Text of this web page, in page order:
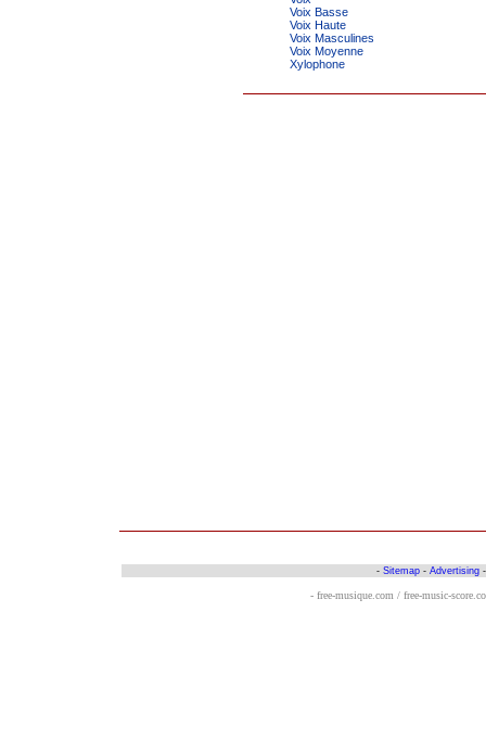
Voix Basse
Voix Haute
Voix Masculines
Voix Moyenne
Xylophone
- Sitemap - Advertising
- free-musique.com / free-music-